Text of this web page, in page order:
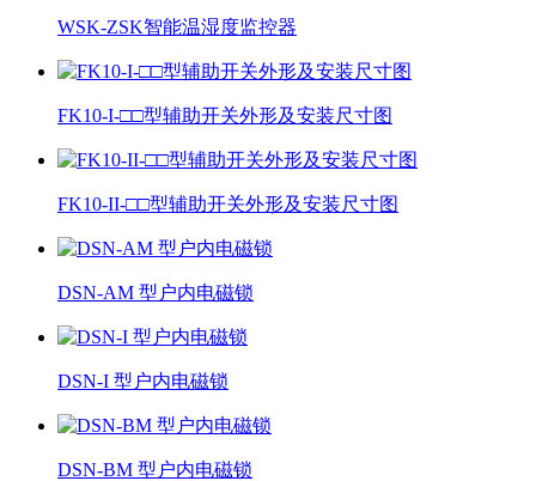
WSK-ZSK智能温湿度监控器
FK10-I-□□型辅助开关外形及安装尺寸图
FK10-II-□□型辅助开关外形及安装尺寸图
DSN-AM 型户内电磁锁
DSN-I 型户内电磁锁
DSN-BM 型户内电磁锁